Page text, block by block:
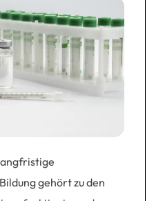
gehört zu den